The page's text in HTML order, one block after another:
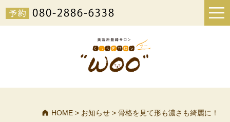
HOME> お知らせ> 骨格を見て形も濃さも綺麗に！